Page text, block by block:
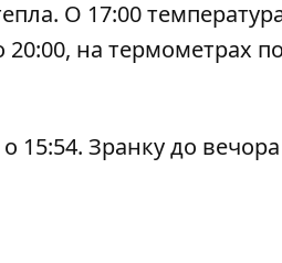
О 17:00
20:00, на термометрах
15:54. Зранку до